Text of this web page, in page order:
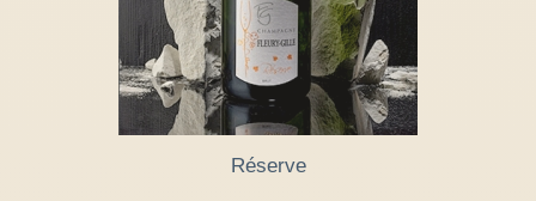
Réserve